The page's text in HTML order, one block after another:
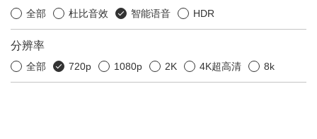
全部 杜比音效 智能语音 HDR
分辨率
全部 720p 1080p 2K 4K超高清 8k